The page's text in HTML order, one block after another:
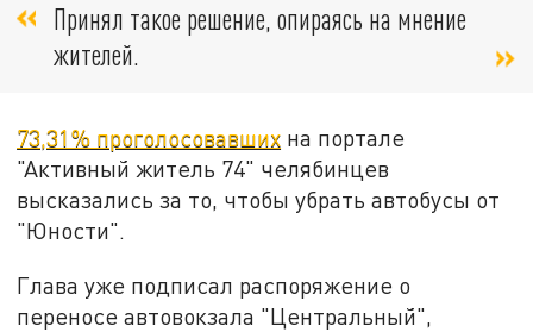
Принял такое решение, опираясь на мнение
жителей.
73,31% проголосовавших на портале
"Активный житель 74" челябинцев
высказались за то, чтобы убрать автобусы от
"Юности".
Глава уже подписал распоряжение о
переносе автовокзала "Центральный",